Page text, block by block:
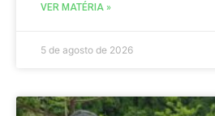
VER MATÉRIA »
5 de agosto de 2026